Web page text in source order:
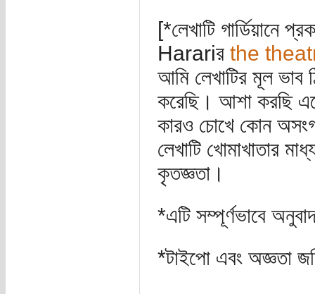
[*লেখাটি
Harariর the
আমি লেখাটির মূল ভাব
করেছি। আশা করছি
কারও চোখে কোন
লেখাটি খোমাখাতার
কৃতজ্ঞতা।
*এটি সম্পূর্ণভাবে
*টাইপো এবং অজ্ঞতা